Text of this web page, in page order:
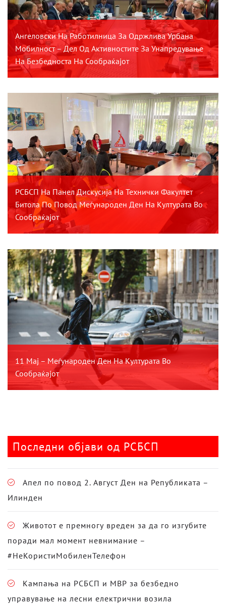
Ангеловски На Работилница За Одржлива Урбана
Мобилност – Дел Од Активностите За Унапредување
На Безбедноста На Сообраќајот
РСБСП На Панел Дискусија На Технички Факултет
Битола По Повод Меѓународен Ден На Културата Во
Сообраќајот
11 Мај – Меѓународен Ден На Културата Во
Сообраќајот
Последни објави од РСБСП
Апел по повод 2. Август Ден на Републиката –
Илинден
Животот е премногу вреден за да го изгубите
поради мал момент невнимание –
#НеКористиМобиленТелефон
Кампања на РСБСП и МВР за безбедно
управување на лесни електрични возила